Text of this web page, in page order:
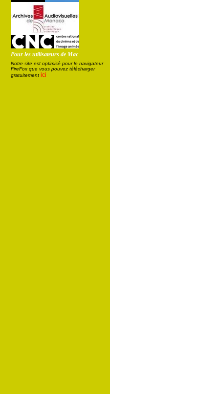
Pour les utilisateurs de Mac
Notre site est optimisé pour le navigateur
FireFox que vous pouvez télécharger
gratuitement ici